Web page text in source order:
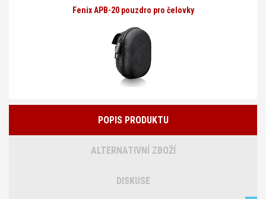
Fenix APB-20 pouzdro pro čelovky
POPIS PRODUKTU
ALTERNATIVNÍ ZBOŽÍ
DISKUSE